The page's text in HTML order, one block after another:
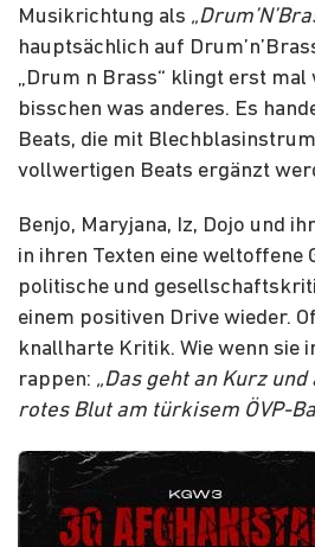
Musikrichtung als
hauptsächlich auf
„Drum n Brass“ klingt erst mal
bisschen was anderes. Es
Beats, die mit
vollwertigen Beats ergänzt
Benjo, Maryjana, Iz, Dojo und
in ihren Texten eine weltoffene
politische und
einem positiven Drive wieder.
knallharte Kritik. Wie wenn sie
rappen: „Das geht an Kurz
rotes Blut am türkisem ÖVP-